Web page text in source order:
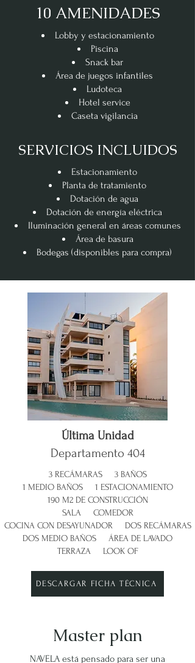
10 AMENIDADES
Lobby y estacionamiento
Piscina
Snack bar
Área de juegos infantiles
Ludoteca
Hotel service
Caseta vigilancia
SERVICIOS INCLUIDOS
Estacionamiento
Planta de tratamiento
Dotación de agua
Dotación de energía eléctrica
Iluminación general en áreas comunes
Área de basura
Bodegas (disponibles para compra)
Última Unidad
Departamento 404
3 RECÁMARAS 3 BAÑOS
1 MEDIO BAÑOS 1 ESTACIONAMIENTO
190 M2 DE CONSTRUCCIÓN
SALA COMEDOR
COCINA CON DESAYUNADOR DOS RECÁMARAS
DOS MEDIO BAÑOS ÁREA DE LAVADO
TERRAZA LOOK OF
DESCARGAR FICHA TÉCNICA
Master plan
NAVELA está pensado para ser una